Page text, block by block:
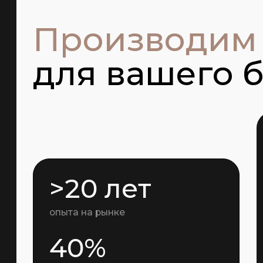
>20 лет
опыта на рынке
>20 лет
опыта на рынке